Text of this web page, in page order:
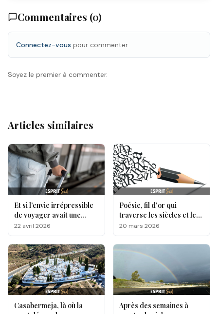
Commentaires (0)
Connectez-vous pour commenter.
Soyez le premier à commenter.
Articles similaires
Et si l’envie irrépressible
de voyager avait une
origine génétique ?
22 avril 2026
Poésie, fil d'or qui
traverse les siècles et les
cultures
20 mars 2026
Casabermeja, là où la
Après des semaines à